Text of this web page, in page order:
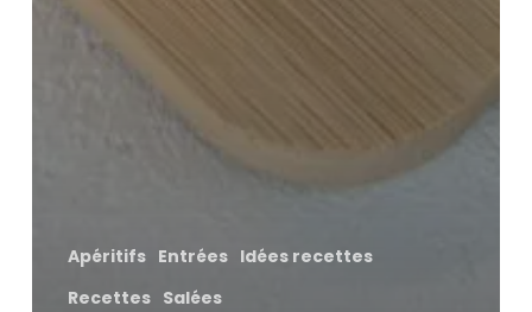
Apéritifs Entrées Idées recettes
Recettes Salées